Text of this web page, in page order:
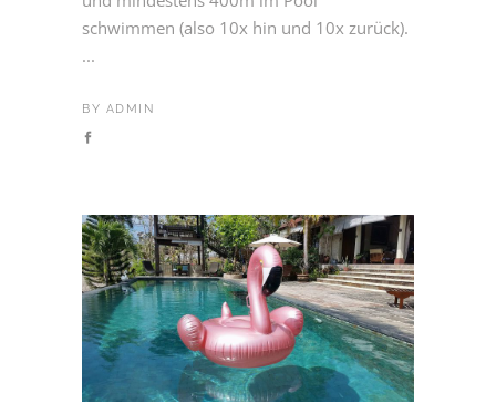
schwimmen (also 10x hin und 10x zurück).
...
BY ADMIN